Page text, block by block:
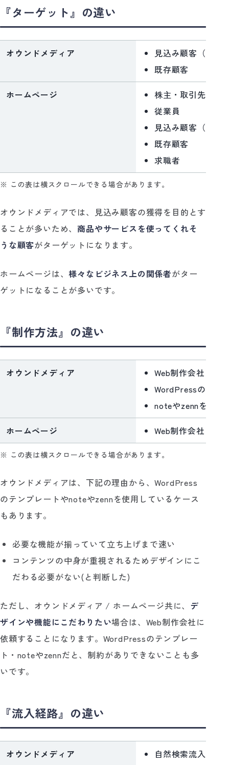
『ターゲット』の違い
オウンドメディア
見込み顧客（潜在
既存顧客
ホームページ
株主・取引先・投
従業員
見込み顧客（顕在
既存顧客
求職者
※ この表は横スクロールできる場合があります。
オウンドメディアでは、見込み顧客の獲得を目的とす
ることが多いため、商品やサービスを使ってくれそ
うな顧客がターゲットになります。
ホームページは、様々なビジネス上の関係者がター
ゲットになることが多いです。
『制作方法』の違い
オウンドメディア
Web制作会社に依
WordPressのテン
noteやzennを使用
ホームページ Web制作会社に依
※ この表は横スクロールできる場合があります。
オウンドメディアは、下記の理由から、WordPress
のテンプレートやnoteやzennを使用しているケース
もあります。
必要な機能が揃っていて立ち上げまで速い
コンテンツの中身が重視されるためデザインにこ
だわる必要がない(と判断した)
ただし、オウンドメディア / ホームページ共に、 デ
ザインや機能にこだわりたい場合は、Web制作会社に
依頼することになります。WordPressのテンプレー
ト・noteやzennだと、制約がありできないことも多
いです。
『流入経路』の違い
オウンドメディア
自然検索流入